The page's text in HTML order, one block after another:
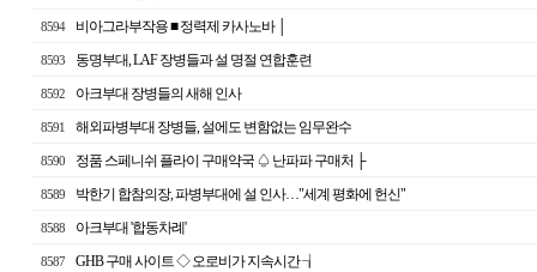
8594 비아그라부작용 ■ 정력제 카사노바 │
8593 동명부대, LAF 장병들과 설 명절 연합훈련
8592 아크부대 장병들의 새해 인사
8591 해외파병부대 장병들, 설에도 변함없는 임무완수
8590 정품 스페니쉬 플라이 구매약국 ♤ 난파파 구매처 ├
8589 박한기 합참의장, 파병부대에 설 인사…"세계 평화에 헌신"
8588 아크부대 '합동차례'
8587 GHB 구매 사이트 ◇ 오로비가 지속시간 ┧